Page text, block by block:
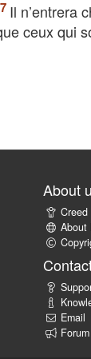
Il n’entrera
ceux qui
About
Creed
About
Email
Forum